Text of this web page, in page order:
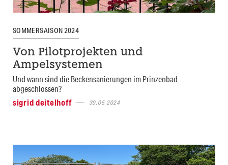
SOMMERSAISON 2024
Von Pilotprojekten und
Ampelsystemen
Und wann sind die Beckensanierungen im Prinzenbad
abgeschlossen?
sigrid deitelhoff
30.05.2024